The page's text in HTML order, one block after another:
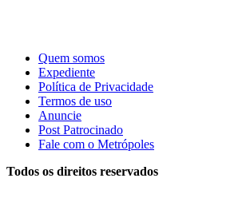
Quem somos
Expediente
Política de Privacidade
Termos de uso
Anuncie
Post Patrocinado
Fale com o Metrópoles
Todos os direitos reservados